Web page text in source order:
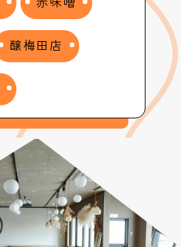
醸梅田店